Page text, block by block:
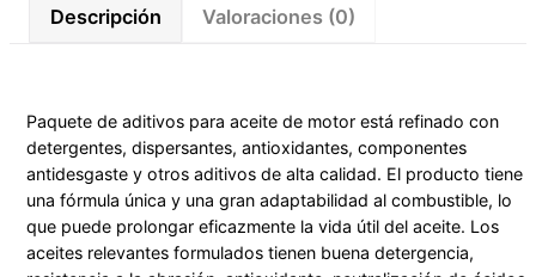
Descripción Valoraciones (0)
Paquete de aditivos para aceite de motor está refinado con
detergentes, dispersantes, antioxidantes, componentes
antidesgaste y otros aditivos de alta calidad. El producto tiene
una fórmula única y una gran adaptabilidad al combustible, lo
que puede prolongar eficazmente la vida útil del aceite. Los
aceites relevantes formulados tienen buena detergencia,